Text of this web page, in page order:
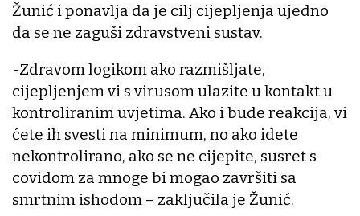
Žunić i ponavlja da je cilj cijepljenja ujedno
da se ne zaguši zdravstveni sustav.
-Zdravom logikom ako razmišljate,
cijepljenjem vi s virusom ulazite u kontakt u
kontroliranim uvjetima. Ako i bude reakcija, vi
ćete ih svesti na minimum, no ako idete
nekontrolirano, ako se ne cijepite, susret s
covidom za mnoge bi mogao završiti sa
smrtnim ishodom – zaključila je Žunić.